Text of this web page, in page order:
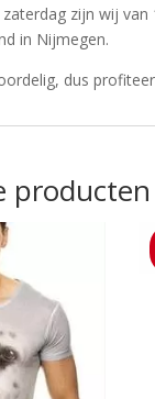
zijn wij van
in Nijmegen.
dus
producten